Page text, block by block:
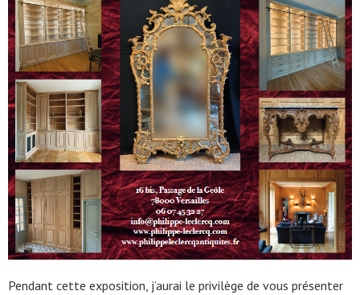
Pendant cette exposition, j’aurai le privilège de vous présenter